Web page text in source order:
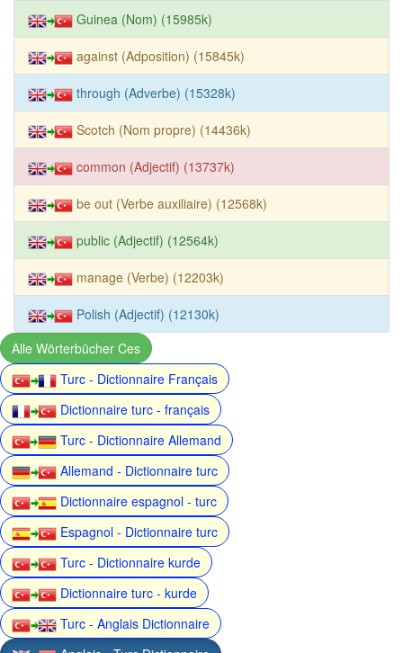
Guinea (Nom) (15985k)
against (Adposition) (15845k)
through (Adverbe) (15328k)
Scotch (Nom propre) (14436k)
common (Adjectif) (13737k)
be out (Verbe auxiliaire) (12568k)
public (Adjectif) (12564k)
manage (Verbe) (12203k)
Polish (Adjectif) (12130k)
Alle Wörterbücher Ces
Turc - Dictionnaire Français
Dictionnaire turc - français
Turc - Dictionnaire Allemand
Allemand - Dictionnaire turc
Dictionnaire espagnol - turc
Espagnol - Dictionnaire turc
Turc - Dictionnaire kurde
Dictionnaire turc - kurde
Turc - Anglais Dictionnaire